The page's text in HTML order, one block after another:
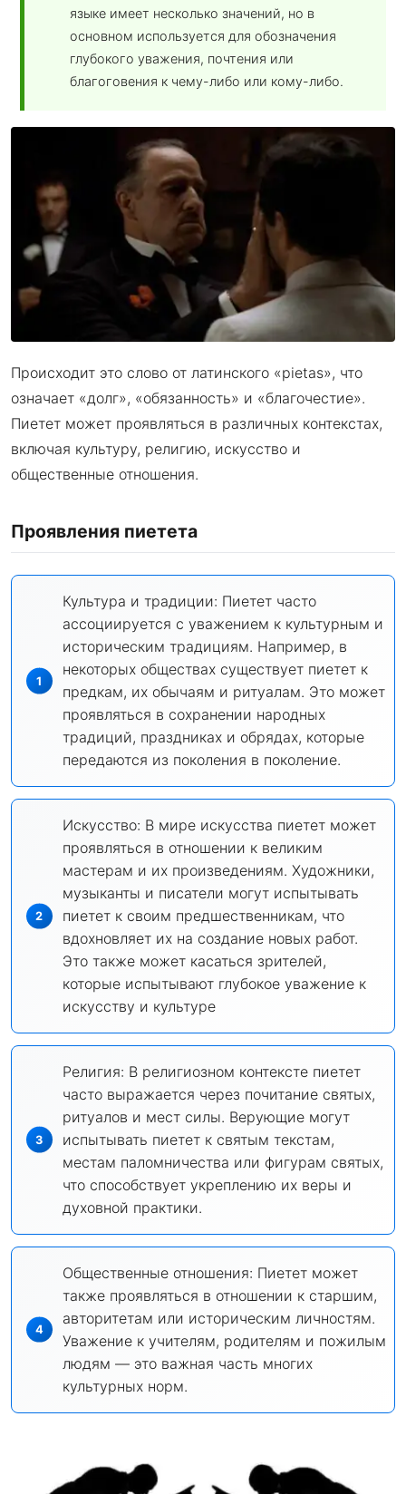
языке имеет несколько значений, но в
основном используется для обозначения
глубокого уважения, почтения или
благоговения к чему-либо или кому-либо.
Происходит это слово от латинского «pietas», что
означает «долг», «обязанность» и «благочестие».
Пиетет может проявляться в различных контекстах,
включая культуру, религию, искусство и
общественные отношения.
Проявления пиетета
Культура и традиции: Пиетет часто
ассоциируется с уважением к культурным и
историческим традициям. Например, в
некоторых обществах существует пиетет к
предкам, их обычаям и ритуалам. Это может
проявляться в сохранении народных
традиций, праздниках и обрядах, которые
передаются из поколения в поколение.
Искусство: В мире искусства пиетет может
проявляться в отношении к великим
мастерам и их произведениям. Художники,
музыканты и писатели могут испытывать
пиетет к своим предшественникам, что
вдохновляет их на создание новых работ.
Это также может касаться зрителей,
которые испытывают глубокое уважение к
искусству и культуре
Религия: В религиозном контексте пиетет
часто выражается через почитание святых,
ритуалов и мест силы. Верующие могут
испытывать пиетет к святым текстам,
местам паломничества или фигурам святых,
что способствует укреплению их веры и
духовной практики.
Общественные отношения: Пиетет может
также проявляться в отношении к старшим,
авторитетам или историческим личностям.
Уважение к учителям, родителям и пожилым
людям — это важная часть многих
культурных норм.